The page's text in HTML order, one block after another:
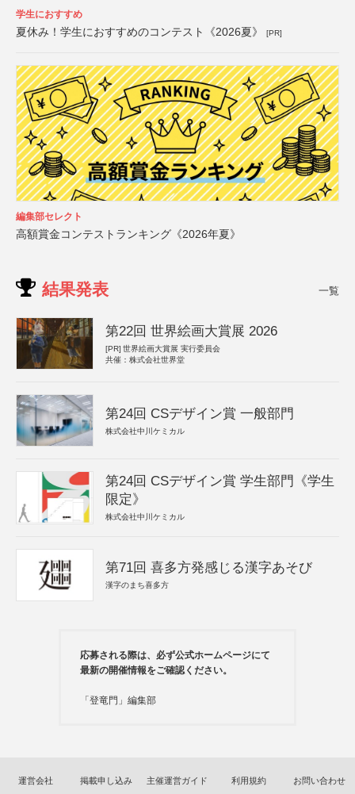
学生におすすめ
夏休み！学生におすすめのコンテスト《2026夏》 [PR]
編集部セレクト
高額賞金コンテストランキング《2026年夏》
結果発表 一覧
第22回 世界絵画大賞展 2026
[PR] 世界絵画大賞展 実行委員会
共催：株式会社世界堂
第24回 CSデザイン賞 一般部門
株式会社中川ケミカル
第24回 CSデザイン賞 学生部門《学生
限定》
株式会社中川ケミカル
第71回 喜多方発感じる漢字あそび
漢字のまち喜多方
応募される際は、必ず公式ホームページにて
最新の開催情報をご確認ください。
「登竜門」編集部
運営会社 掲載申し込み 主催運営ガイド 利用規約 お問い合わせ